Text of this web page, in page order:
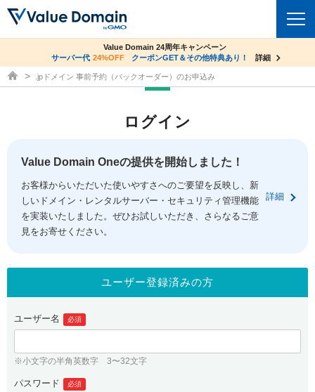
ドメイントップ
ドメイン移管
ドメイン価格一覧
ドメイン一括検索
.jpドメインオークション
gTLDオークション NEW!
.jpドメインバックオーダー
プレミアムドメイン
人気ドメインの種類
コアサーバー
バリューサーバー
XREA
セキュリティトップ
Value Domain ネットde診断
SSL証明書
サービストップ
お得意様割引
紹介制度
バリュードメインAPI
ドメイン・ホスティングOEM
facebook
ログイン
従来のバリュードメインをご利用希望の方
ユーザー登録
co.jpドメイン✕コアサーバーV2ビジネス応援キャンペーン
サーバー料金1年間無料
詳細
Value Domain 24周年キャンペーン
サーバー代 24%OFF クーポンGET＆その他特典あり！ 詳細
ドメイン取得ならバリュードメイン
.jpドメイン 事前予約（バックオーダー）のお申込み
ログイン
Value Domain Oneの提供を開始しました！
お客様からいただいた使いやすさへのご要望を反映し、新
しいドメイン・レンタルサーバー・セキュリティ管理機能
を実装いたしました。ぜひお試しいただき、さらなるご意
見をお寄せください。
詳細
ユーザー登録済みの方
ユーザー名 必須
※小文字の半角英数字 3〜32文字
パスワード 必須